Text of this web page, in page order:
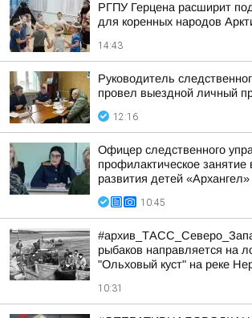
РГПУ Герцена расширит
для коренных народов
14:43
Руководитель
провел выездной личный
12:16
Офицер следственного
профилактическое занятие
развития детей «Архангел»
10:45
рыбаков направляется на
"Ольховый куст" на реке
10:31